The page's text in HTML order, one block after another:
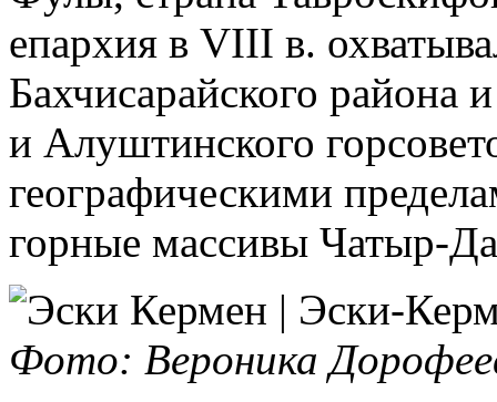
епархия в VIII в.
Бахчисарайского района
и Алуштинского
географическими
горные массивы Чатыр-
Фото: Вероника